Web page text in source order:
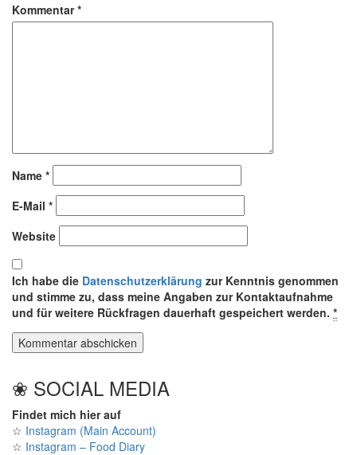
Kommentar*
Name *
E-Mail *
Website
Ich habe die Datenschutzerklärung zur Kenntnis genommen
und stimme zu, dass meine Angaben zur Kontaktaufnahme
und für weitere Rückfragen dauerhaft gespeichert werden. *
❀ SOCIAL MEDIA
Findet mich hier auf
☆ Instagram (Main Account)
☆ Instagram – Food Diary